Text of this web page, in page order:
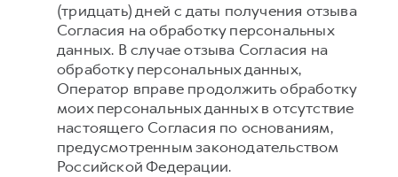
(тридцать) дней с даты получения отзыва
Согласия на обработку персональных
данных. В случае отзыва Согласия на
обработку персональных данных,
Оператор вправе продолжить обработку
моих персональных данных в отсутствие
настоящего Согласия по основаниям,
предусмотренным законодательством
Российской Федерации.